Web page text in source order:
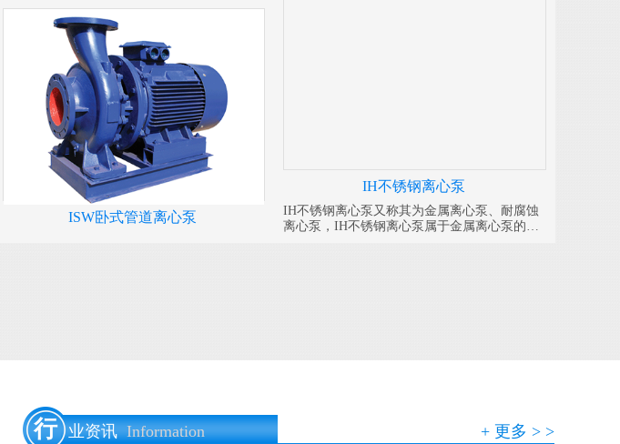
ISW卧式管道离心泵
IH不锈钢离心泵
IH不锈钢离心泵又称其为金属离心泵、耐腐蚀
离心泵，IH不锈钢离心泵属于金属离心泵的一
行 业资讯 Information + 更多 > >